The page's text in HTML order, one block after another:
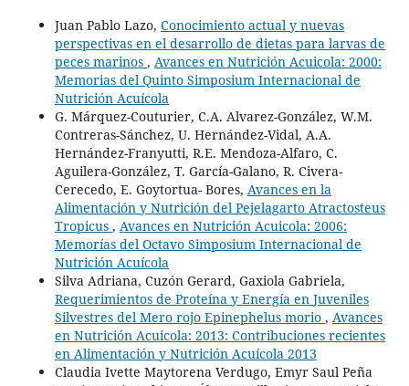
Juan Pablo Lazo, Conocimiento actual y nuevas
perspectivas en el desarrollo de dietas para larvas de
peces marinos , Avances en Nutrición Acuicola: 2000:
Memorias del Quinto Simposium Internacional de
Nutrición Acuícola
G. Márquez-Couturier, C.A. Alvarez-González, W.M.
Contreras-Sánchez, U. Hernández-Vidal, A.A.
Hernández-Franyutti, R.E. Mendoza-Alfaro, C.
Aguilera-González, T. García-Galano, R. Civera-
Cerecedo, E. Goytortua- Bores, Avances en la
Alimentación y Nutrición del Pejelagarto Atractosteus
Tropicus , Avances en Nutrición Acuicola: 2006:
Memorías del Octavo Simposium Internacional de
Nutrición Acuícola
Silva Adriana, Cuzón Gerard, Gaxiola Gabriela,
Requerimientos de Proteína y Energía en Juveniles
Silvestres del Mero rojo Epinephelus morio , Avances
en Nutrición Acuicola: 2013: Contribuciones recientes
en Alimentación y Nutrición Acuícola 2013
Claudia Ivette Maytorena Verdugo, Emyr Saul Peña